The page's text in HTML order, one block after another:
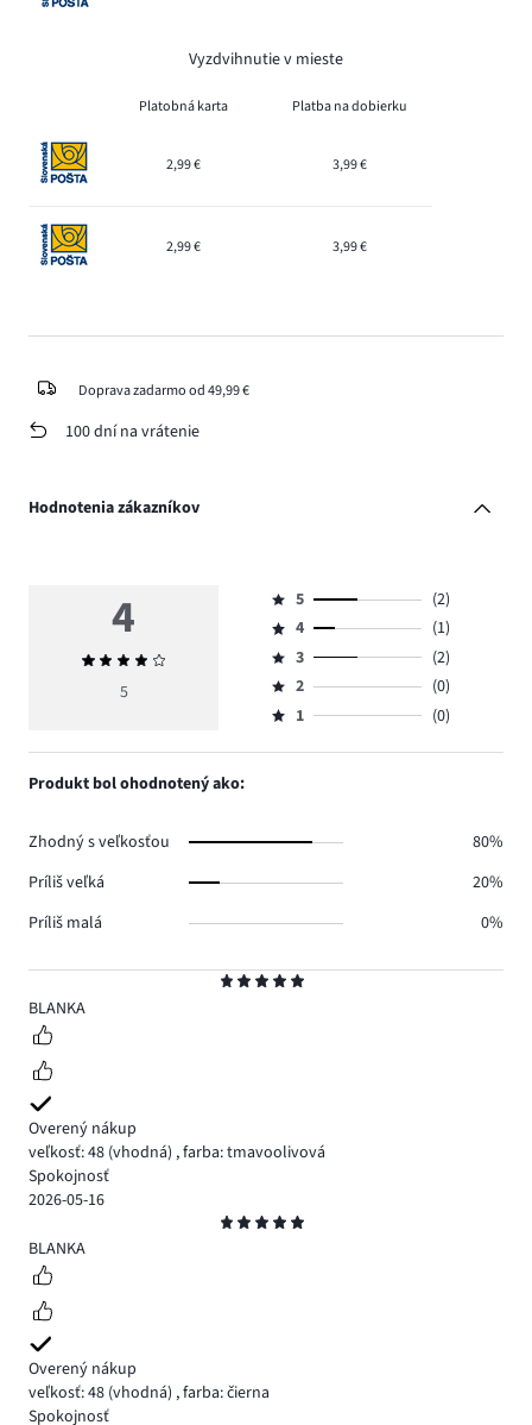
Vyzdvihnutie v mieste
Platobná karta Platba na dobierku
2,99 € 3,99 €
2,99 € 3,99 €
Doprava zadarmo od 49,99 €
100 dní na vrátenie
Hodnotenia zákazníkov
5
BLANKA
Overený nákup
veľkosť: 48 (vhodná) ,farba: tmavoolivová
Spokojnosť
2026-05-16
5
BLANKA
Overený nákup
veľkosť: 48 (vhodná) ,farba: čierna
Spokojnosť
4
Priemerné
hodnotenie
5
Hodnotenie
5,
počet
hlasov
2.
5
(2)
Hodnotenie
4,
počet
hlasov
4
(1)
Hodnotenie
3,
počet
3
(2)
Hodnotenie
2,
2
(0)
Hodnotenie
1,
1 (0)
Produkt bol ohodnotený ako:
Zhodný s veľkosťou
80%
Príliš veľká
20%
Príliš malá
0%